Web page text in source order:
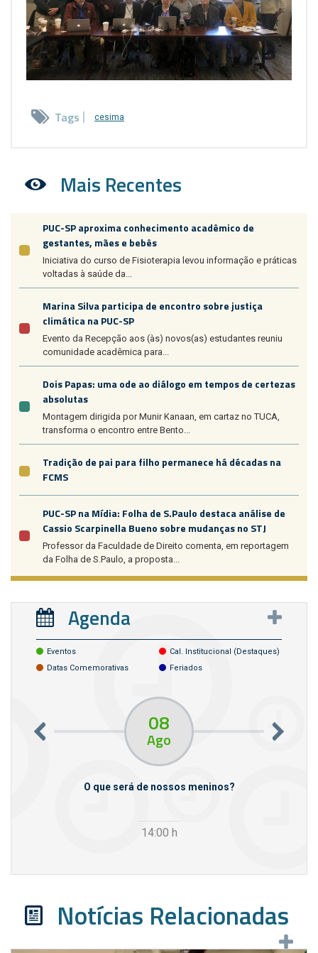
Tags cesima
Mais Recentes
PUC-SP aproxima conhecimento acadêmico de
gestantes, mães e bebês
Iniciativa do curso de Fisioterapia levou informação e práticas
voltadas à saúde da...
Marina Silva participa de encontro sobre justiça
climática na PUC-SP
Evento da Recepção aos (às) novos(as) estudantes reuniu
comunidade acadêmica para...
Dois Papas: uma ode ao diálogo em tempos de certezas
absolutas
Montagem dirigida por Munir Kanaan, em cartaz no TUCA,
transforma o encontro entre Bento...
Tradição de pai para filho permanece há décadas na
FCMS
PUC-SP na Mídia: Folha de S.Paulo destaca análise de
Cassio Scarpinella Bueno sobre mudanças no STJ
Professor da Faculdade de Direito comenta, em reportagem
da Folha de S.Paulo, a proposta...
Agenda
Eventos
Cal. Institucional (destaques)
Datas Comemorativas
Feriados
08
Ago
O que será de nossos meninos?
14:00 h
Notícias Relacionadas